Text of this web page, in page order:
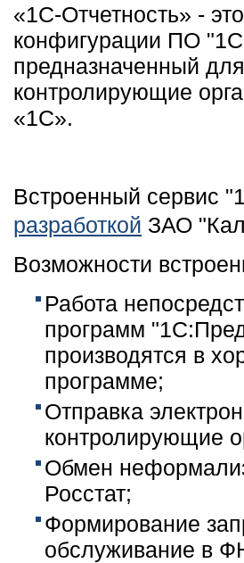
«1C-Отчетность» -
конфигурации ПО
предназначенный
контролирующие
«1С».
Встроенный сервис
разработкой ЗАО
Возможности
Работа
программ
производятся в
программе;
Отправка
контролирующие
Обмен
Росстат;
Формирование
обслуживание в